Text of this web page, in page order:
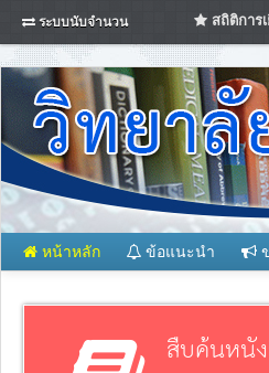
ระบบนับจำนวน สถิติการ
หน้าหลัก ข้อแนะนำ
สืบค้นหนั